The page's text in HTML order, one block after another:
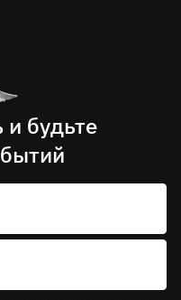
будьте